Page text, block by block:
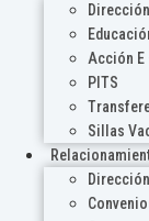
Acción E
PITS
Sillas